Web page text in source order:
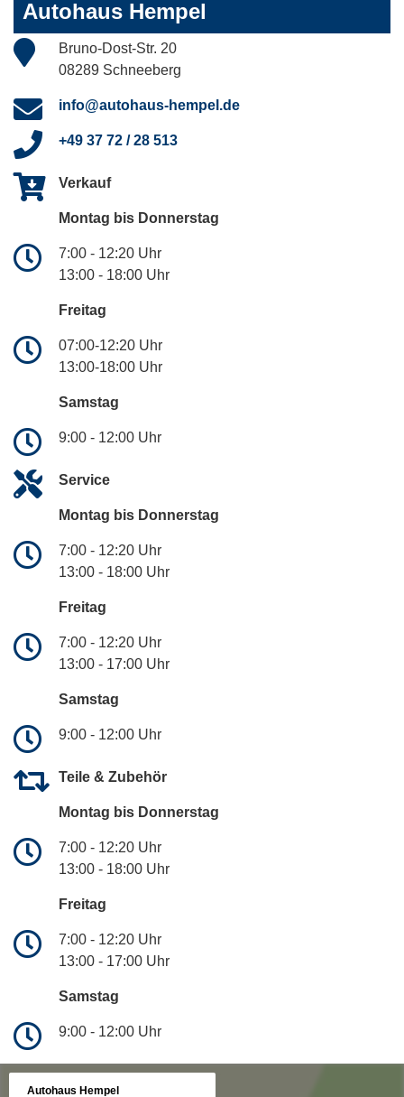
Autohaus Hempel
Bruno-Dost-Str. 20
08289 Schneeberg
info@autohaus-hempel.de
+49 37 72 / 28 513
Verkauf
Montag bis Donnerstag
7:00 - 12:20 Uhr
13:00 - 18:00 Uhr
Freitag
07:00-12:20 Uhr
13:00-18:00 Uhr
Samstag
9:00 - 12:00 Uhr
Service
Montag bis Donnerstag
7:00 - 12:20 Uhr
13:00 - 18:00 Uhr
Freitag
7:00 - 12:20 Uhr
13:00 - 17:00 Uhr
Samstag
9:00 - 12:00 Uhr
Teile & Zubehör
Montag bis Donnerstag
7:00 - 12:20 Uhr
13:00 - 18:00 Uhr
Freitag
7:00 - 12:20 Uhr
13:00 - 17:00 Uhr
Samstag
9:00 - 12:00 Uhr
Autohaus Hempel